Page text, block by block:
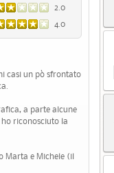
2.0
4.0
casi un pò sfrontato
a parte alcune
riconosciuto la
Marta e Michele (il